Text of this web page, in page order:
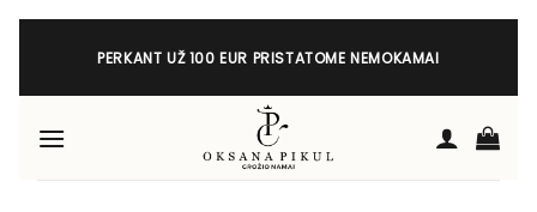
Skip
PERKANT UŽ 100 EUR PRISTATOME NEMOKAMAI